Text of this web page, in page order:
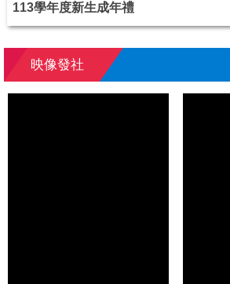
113學年度新生成年禮
映像發社